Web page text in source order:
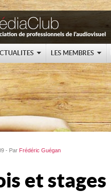
LES MEMBRES
- Par Frédéric Guégan
et